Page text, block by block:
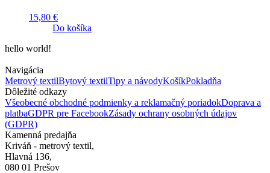
15,80 €
Do košíka
hello world!
Navigácia
Metrový textilBytový textilTipy a návodyKošíkPokladňa
Dôležité odkazy
Všeobecné obchodné podmienky a reklamačný poriadokDoprava a
platbaGDPR pre FacebookZásady ochrany osobných údajov
(GDPR)
Kamenná predajňa
Kriváň - metrový textil,
Hlavná 136,
080 01 Prešov